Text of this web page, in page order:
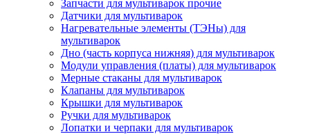
Запчасти для мультиварок прочие
Датчики для мультиварок
Нагревательные элементы (ТЭНы) для
мультиварок
Дно (часть корпуса нижняя) для мультиварок
Модули управления (платы) для мультиварок
Мерные стаканы для мультиварок
Клапаны для мультиварок
Крышки для мультиварок
Ручки для мультиварок
Лопатки и черпаки для мультиварок